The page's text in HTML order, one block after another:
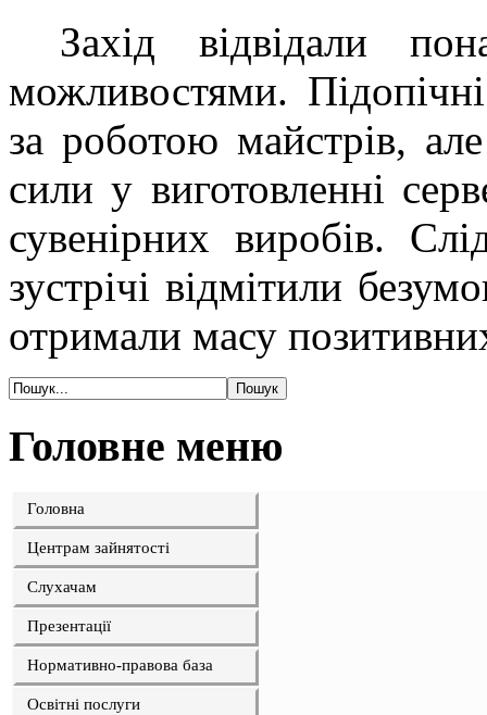
Захід відвідали
можливостями.
за роботою майстрів,
сили у виготовленні
сувенірних виробів.
зустрічі відмітили
отримали масу
Головне меню
Головна
Центрам зайнятості
Слухачам
Презентації
Нормативно-правова база
Освітні послуги